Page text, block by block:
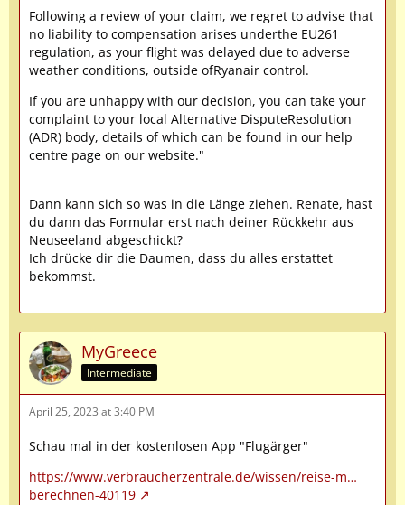
Following a review of your claim, we regret to advise that
no liability to compensation arises underthe EU261
regulation, as your flight was delayed due to adverse
weather conditions, outside ofRyanair control.
If you are unhappy with our decision, you can take your
complaint to your local Alternative DisputeResolution
(ADR) body, details of which can be found in our help
centre page on our website."
Dann kann sich so was in die Länge ziehen. Renate, hast
du dann das Formular erst nach deiner Rückkehr aus
Neuseeland abgeschickt?
Ich drücke dir die Daumen, dass du alles erstattet
bekommst.
MyGreece
Intermediate
April 25, 2023 at 3:40 PM
Schau mal in der kostenlosen App "Flugärger"
https://www.verbraucherzentrale.de/wissen/reise-m…
berechnen-40119